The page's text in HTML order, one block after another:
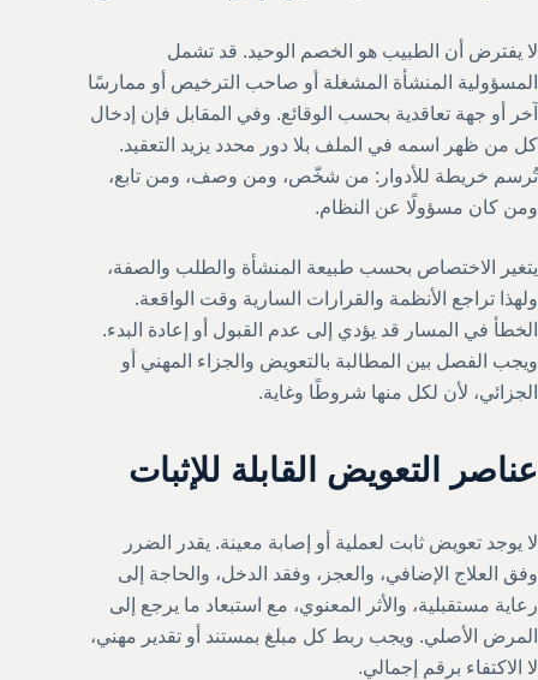
لا يفترض أن الطبيب هو الخصم الوحيد. قد تشمل
المسؤولية المنشأة المشغلة أو صاحب الترخيص أو ممارسًا
آخر أو جهة تعاقدية بحسب الوقائع. وفي المقابل فإن إدخال
كل من ظهر اسمه في الملف بلا دور محدد يزيد التعقيد.
تُرسم خريطة للأدوار: من شخّص، ومن وصف، ومن تابع،
ومن كان مسؤولًا عن النظام.
يتغير الاختصاص بحسب طبيعة المنشأة والطلب والصفة،
ولهذا تراجع الأنظمة والقرارات السارية وقت الواقعة.
الخطأ في المسار قد يؤدي إلى عدم القبول أو إعادة البدء.
ويجب الفصل بين المطالبة بالتعويض والجزاء المهني أو
الجزائي، لأن لكل منها شروطًا وغاية.
عناصر التعويض القابلة للإثبات
لا يوجد تعويض ثابت لعملية أو إصابة معينة. يقدر الضرر
وفق العلاج الإضافي، والعجز، وفقد الدخل، والحاجة إلى
رعاية مستقبلية، والأثر المعنوي، مع استبعاد ما يرجع إلى
المرض الأصلي. ويجب ربط كل مبلغ بمستند أو تقدير مهني،
لا الاكتفاء برقم إجمالي.